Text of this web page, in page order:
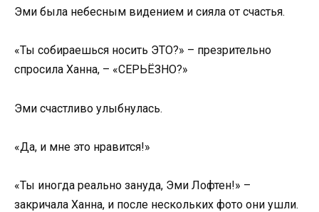
Эми была небесным видением и сияла от счастья.
«Ты собираешься носить ЭТО?» – презрительно
спросила Ханна, – «СЕРЬЁЗНО?»
Эми счастливо улыбнулась.
«Да, и мне это нравится!»
«Ты иногда реально зануда, Эми Лофтен!» –
закричала Ханна, и после нескольких фото они ушли.